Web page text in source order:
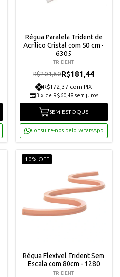
Régua Paralela Trident de
Acrílico Cristal com 50 cm -
6305
TRIDENT
R$201,60R$181,44
R$172,37 com PIX
3 x de R$60,48 sem juros
SEM ESTOQUE
Consulte-nos pelo WhatsApp
10% OFF
Régua Flexível Trident Sem
Escala com 80cm - 1280
TRIDENT